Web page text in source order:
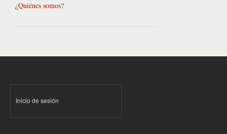
¿Quiénes somos?
Inicio de sesión